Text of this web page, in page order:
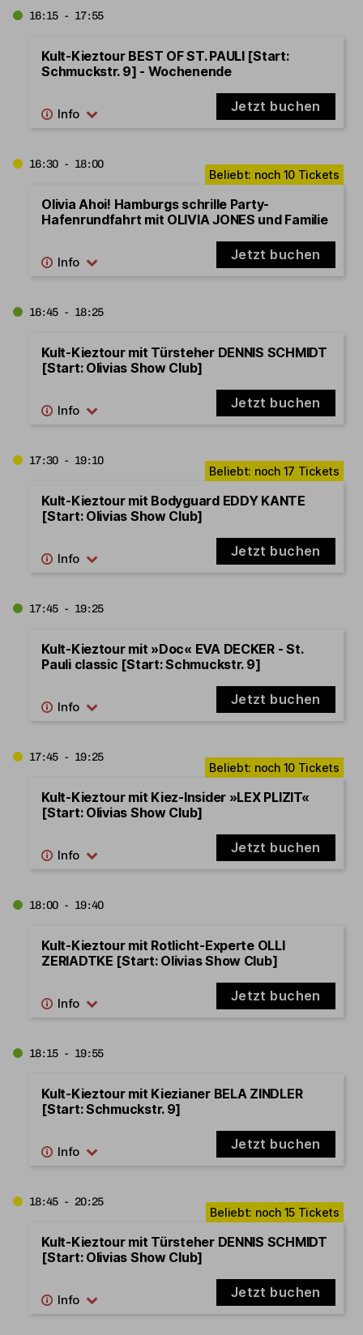
16:15 - 17:55
Kult-Kieztour BEST OF ST. PAULI [Start:
Schmuckstr. 9] - Wochenende
Jetzt buchen
16:30 - 18:00
Olivia Ahoi! Hamburgs schrille Party-
Hafenrundfahrt mit OLIVIA JONES und Familie
Jetzt buchen
16:45 - 18:25
Kult-Kieztour mit Türsteher DENNIS SCHMIDT
[Start: Olivias Show Club]
Jetzt buchen
17:30 - 19:10
Kult-Kieztour mit Bodyguard EDDY KANTE
[Start: Olivias Show Club]
Jetzt buchen
17:45 - 19:25
Kult-Kieztour mit »Doc« EVA DECKER - St.
Pauli classic [Start: Schmuckstr. 9]
Jetzt buchen
17:45 - 19:25
Kult-Kieztour mit Kiez-Insider »LEX PLIZIT«
[Start: Olivias Show Club]
Jetzt buchen
18:00 - 19:40
Kult-Kieztour mit Rotlicht-Experte OLLI
ZERIADTKE [Start: Olivias Show Club]
Jetzt buchen
18:15 - 19:55
Kult-Kieztour mit Kiezianer BELA ZINDLER
[Start: Schmuckstr. 9]
Jetzt buchen
18:45 - 20:25
Kult-Kieztour mit Türsteher DENNIS SCHMIDT
[Start: Olivias Show Club]
Jetzt buchen